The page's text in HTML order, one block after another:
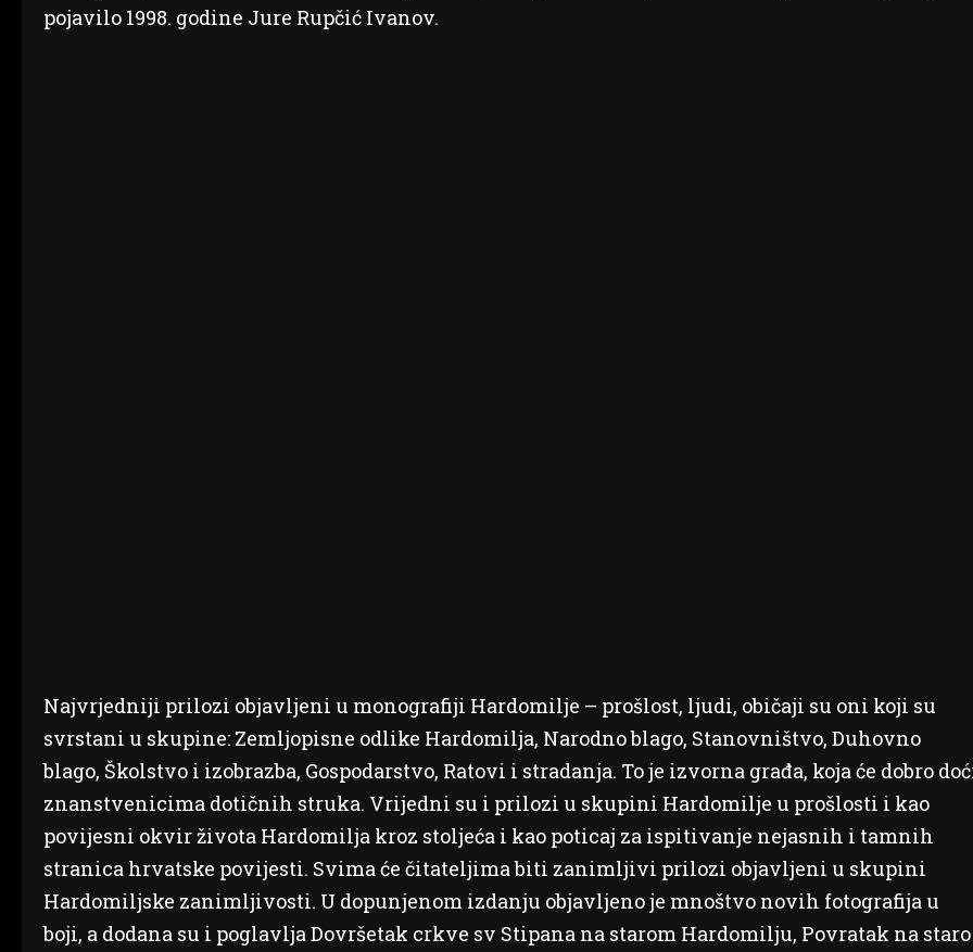
pojavilo 1998. godine Jure Rupčić Ivanov.
Najvrjedniji prilozi objavljeni u monografiji Hardomilje – prošlost, ljudi, običaji su oni koji su
svrstani u skupine: Zemljopisne odlike Hardomilja, Narodno blago, Stanovništvo, Duhovno
blago, Školstvo i izobrazba, Gospodarstvo, Ratovi i stradanja. To je izvorna građa, koja će dobro
znanstvenicima dotičnih struka. Vrijedni su i prilozi u skupini Hardomilje u prošlosti i kao
povijesni okvir života Hardomilja kroz stoljeća i kao poticaj za ispitivanje nejasnih i tamnih
stranica hrvatske povijesti. Svima će čitateljima biti zanimljivi prilozi objavljeni u skupini
Hardomiljske zanimljivosti. U dopunjenom izdanju objavljeno je mnoštvo novih fotografija u
boji, a dodana su i poglavlja Dovršetak crkve sv Stipana na starom Hardomilju, Povratak na staro